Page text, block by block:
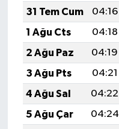
31 Tem Cum
04:16
1 Ağu Cts
04:18
2 Ağu Paz
04:19
3 Ağu Pts
04:21
4 Ağu Sal
04:22
5 Ağu Çar
04:24